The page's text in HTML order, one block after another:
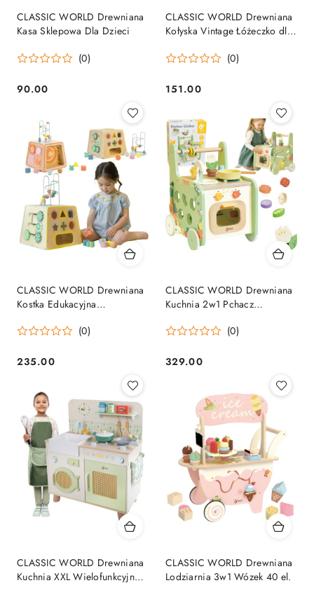
CLASSIC WORLD Drewniana
Kasa Sklepowa Dla Dzieci
(0)
Cena:
90.00
CLASSIC WORLD Drewniana
Kołyska Vintage Łóżeczko dla
(0)
Cena:
151.00
CLASSIC WORLD Drewniana
Kostka Edukacyjna
(0)
Cena:
235.00
CLASSIC WORLD Drewniana
Kuchnia 2w1 Pchacz
(0)
Cena:
329.00
CLASSIC WORLD Drewniana
Kuchnia XXL Wielofunkcyjna z
CLASSIC WORLD Drewniana
Lodziarnia 3w1 Wózek 40 el.